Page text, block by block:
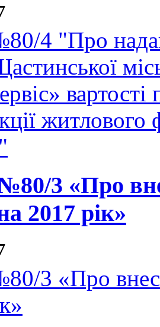
4 "Про
вартості
3 «Про
2017 рік»
3 «Про